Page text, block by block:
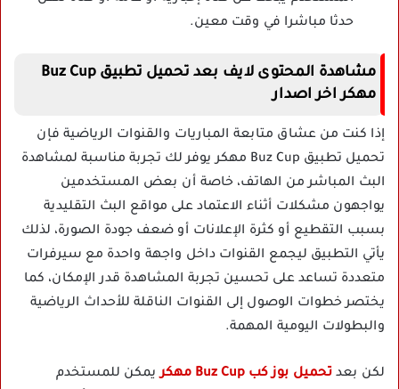
حدثا مباشرا في وقت معين.
مشاهدة المحتوى لايف بعد تحميل تطبيق Buz Cup
مهكر اخر اصدار
إذا كنت من عشاق متابعة المباريات والقنوات الرياضية فإن
تحميل تطبيق Buz Cup مهكر يوفر لك تجربة مناسبة لمشاهدة
البث المباشر من الهاتف، خاصة أن بعض المستخدمين
يواجهون مشكلات أثناء الاعتماد على مواقع البث التقليدية
بسبب التقطيع أو كثرة الإعلانات أو ضعف جودة الصورة، لذلك
يأتي التطبيق ليجمع القنوات داخل واجهة واحدة مع سيرفرات
متعددة تساعد على تحسين تجربة المشاهدة قدر الإمكان، كما
يختصر خطوات الوصول إلى القنوات الناقلة للأحداث الرياضية
والبطولات اليومية المهمة.
لكن بعد تحميل بوز كب Buz Cup مهكر
يمكن للمستخدم